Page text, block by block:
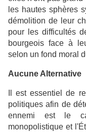
les hautes sphères
démolition de leur
pour les difficultés
bourgeois face à
selon un fond moral
Aucune Alternative
Il est essentiel de
politiques afin de
ennemi est le
monopolistique et